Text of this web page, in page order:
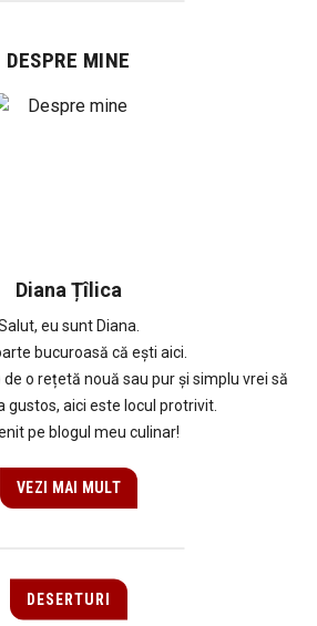
DESPRE MINE
Diana Țîlica
eu sunt Diana.
bucuroasă că ești aici.
o rețetă nouă sau pur și simplu vrei să
gustos, aici este locul protrivit.
pe blogul meu culinar!
VEZI MAI MULT
DESERTURI